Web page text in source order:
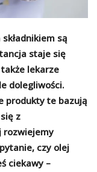
są
staje się
lekarze
dolegliwości.
produkty te bazują
z
rozwiejemy
czy olej
ciekawy –